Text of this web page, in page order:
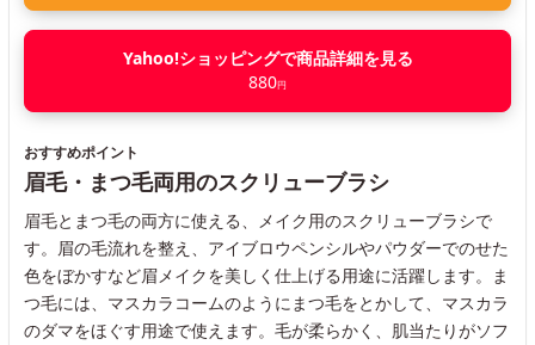
Yahoo!ショッピングで商品詳細を見る
880円
おすすめポイント
眉毛・まつ毛両用のスクリューブラシ
眉毛とまつ毛の両方に使える、メイク用のスクリューブラシで
す。眉の毛流れを整え、アイブロウペンシルやパウダーでのせた
色をぼかすなど眉メイクを美しく仕上げる用途に活躍します。ま
つ毛には、マスカラコームのようにまつ毛をとかして、マスカラ
のダマをほぐす用途で使えます。毛が柔らかく、肌当たりがソフ